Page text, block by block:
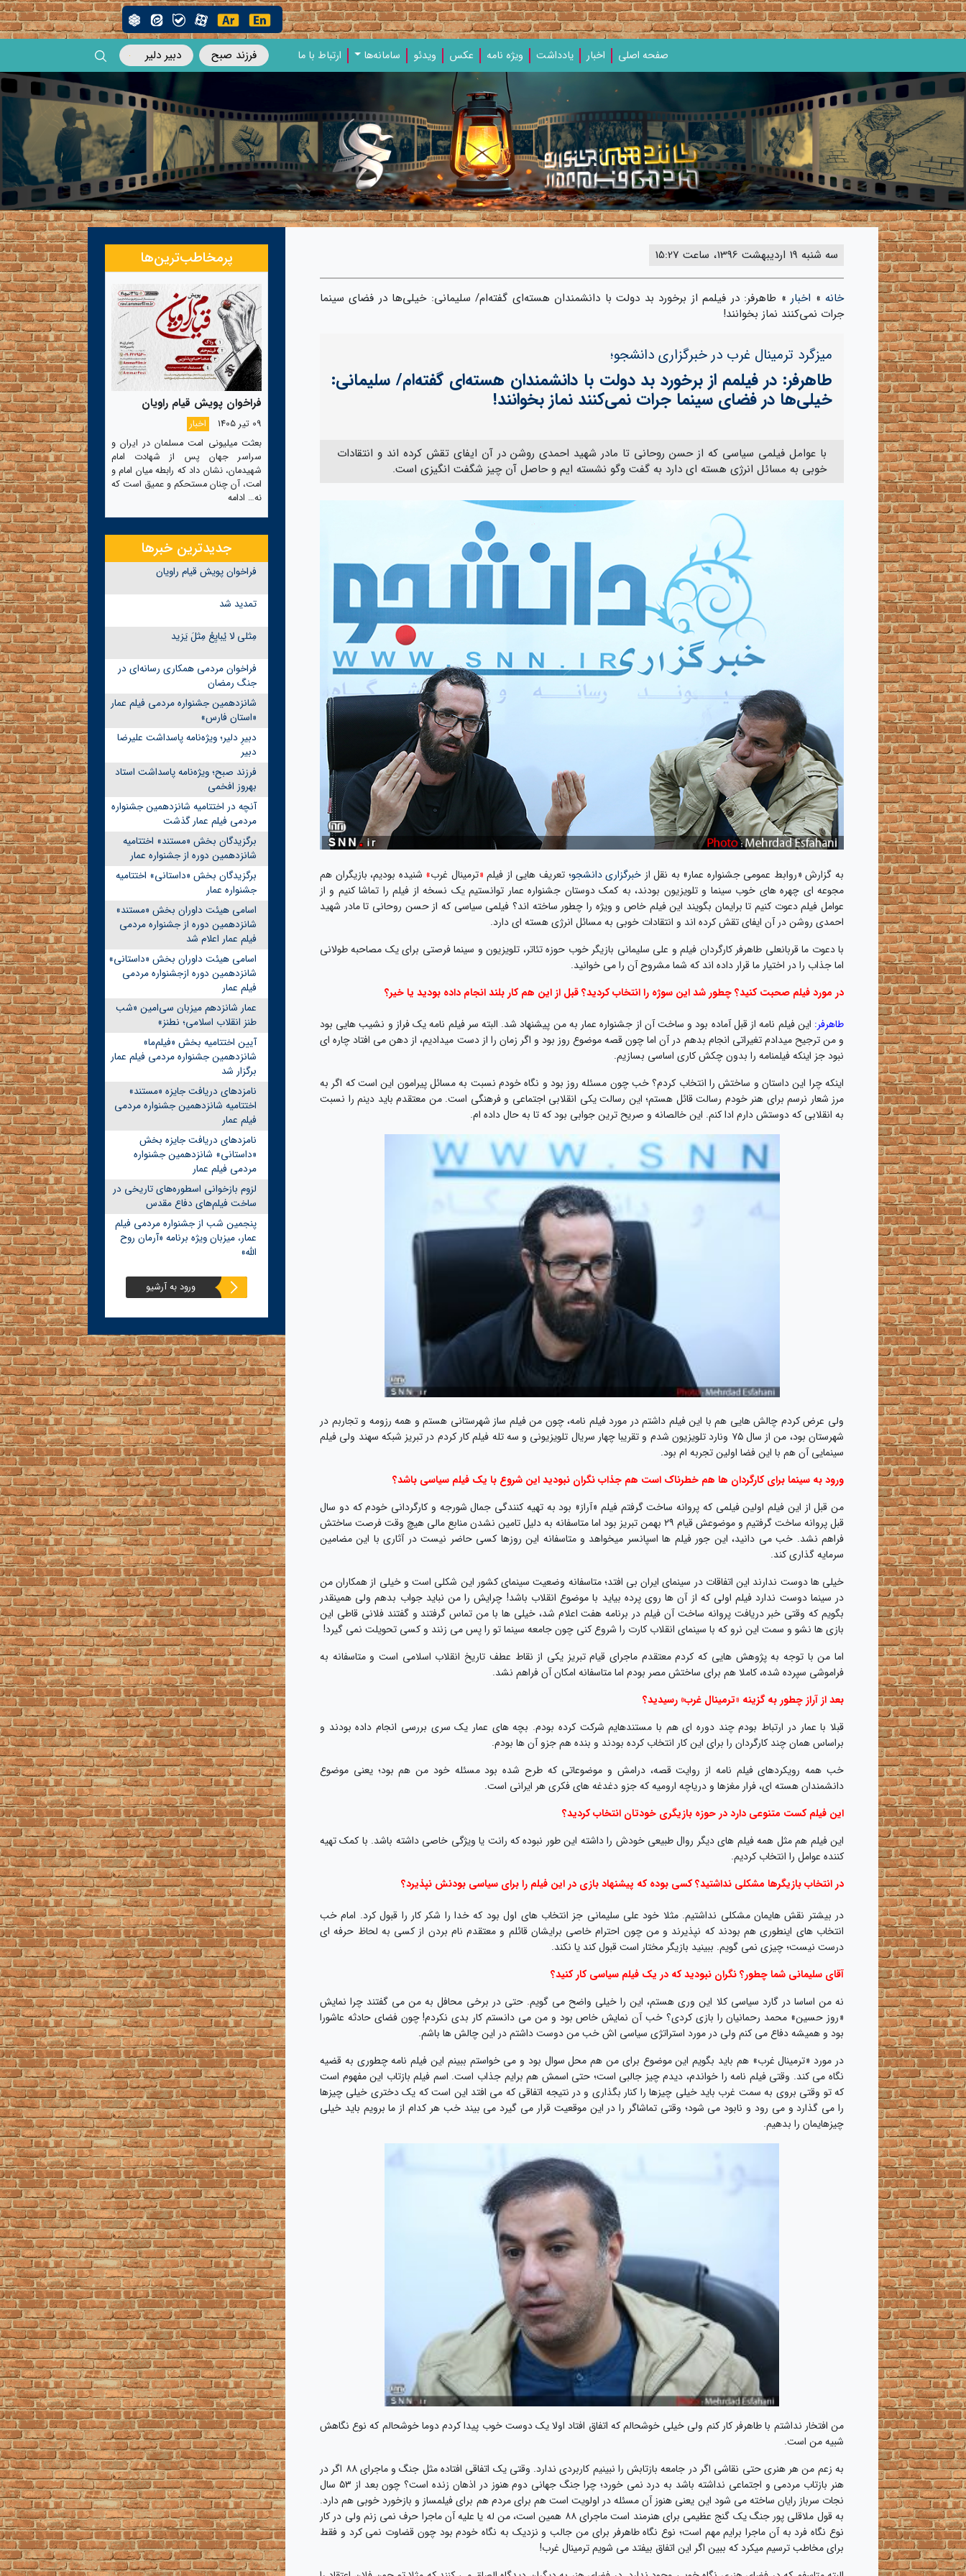
فرزند صبح دبیر دلیر صفحه اصلی اخبار یادداشت‌ ویژه‌ نامه‌ عکس ویدئو سامانه‌ها ارتباط با ما
سه شنبه 19 اردیبهشت 1396، ساعت 15:27
خانه» اخبار» طاهرفر: در فیلمم از برخورد بد دولت با دانشمندان هسته‌ای گفته‌ام/ سلیمانی: خیلی‌ها در فضای سینما
جرات نمی‌کنند نماز بخوانند!
میزگرد ترمینال غرب در خبرگزاری دانشجو؛
طاهرفر: در فیلمم از برخورد بد دولت با دانشمندان هسته‌ای گفته‌ام/ سلیمانی:
خیلی‌ها در فضای سینما جرات نمی‌کنند نماز بخوانند!
با عوامل فیلمی سیاسی که از حسن روحانی تا مادر شهید احمدی روشن در آن ایفای تقش کرده اند و انتقادات
خوبی به مسائل انرژی هسته ای دارد به گفت وگو نشسته ایم و حاصل آن چیز شگفت انگیزی است.
به گزارش «روابط عمومی جشنواره عمار» به نقل از خبرگزاری دانشجو؛ تعریف هایی از فیلم «ترمینال غرب» شنیده بودیم، بازیگران هم
مجوعه ای چهره های خوب سینما و تلویزیون بودند، به کمک دوستان جشنواره عمار توانستیم یک نسخه از فیلم را تماشا کنیم و از
عوامل فیلم دعوت کنیم تا برایمان بگویند این فیلم خاص و ویژه را چطور ساخته اند؟ فیلمی سیاسی که از حسن روحانی تا مادر شهید
احمدی روشن در آن ایفای تقش کرده اند و انتقادات خوبی به مسائل انرژی هسته ای دارد.
با دعوت ما قربانعلی طاهرفر کارگردان فیلم و علی سلیمانی بازیگر خوب حوزه تئاتر، تلویزیون و سینما فرصتی برای یک مصاحبه طولانی
اما جذاب را در اختیار ما قرار داده اند که شما مشروح آن را می خوانید.
در مورد فیلم صحبت کنید؟ چطور شد این سوژه را انتخاب کردید؟ قبل از این هم کار بلند انجام داده بودید یا خیر؟
طاهرفر: این فیلم نامه از قبل آماده بود و ساخت آن از جشنواره عمار به من پیشنهاد شد. البته سر فیلم نامه یک فراز و نشیب هایی بود
و من ترجیح میدادم تغیراتی انجام بدهم در آن اما چون قصه موضوع روز بود و اگر زمان را از دست میدادیم، از دهن می افتاد چاره ای
نبود جز اینکه فیلمنامه را بدون چکش کاری اساسی بسازیم.
اینکه چرا این داستان و ساختش را انتخاب کردم؟ خب چون مسئله روز بود و نگاه خودم نسبت به مسائل پیرامون این است که اگر به
مرز شعار نرسم برای هنر خودم رسالت قائل هستم؛ این رسالت یکی انقلابی اجتماعی و فرهنگی است. من معتقدم باید دینم را نسبت
به انقلابی که دوستش دارم ادا کنم. این خالصانه و صریح ترین جوابی بود که تا به حال داده ام.
ولی عرض کردم چالش هایی هم با این فیلم داشتم در مورد فیلم نامه، چون من فیلم ساز شهرستانی هستم و همه رزومه و تجاربم در
شهرستان بود، من از سال ۷۵ ونارد تلویزیون شدم و تقریبا چهار سریال تلویزیونی و سه تله فیلم کار کردم در تبریز شبکه سهند ولی فیلم
سینمایی آن هم با این فضا اولین تجربه ام بود.
ورود به سینما برای کارگردان ها هم خطرناک است هم جذاب نگران نبودید این شروع با یک فیلم سیاسی باشد؟
من قبل از این فیلم اولین فیلمی که پروانه ساخت گرفتم فیلم «آراز» بود به تهیه کنندگی جمال شورجه و کارگردانی خودم که دو سال
قبل پروانه ساخت گرفتیم و موضوعش قیام ۲۹ بهمن تبریز بود اما متاسفانه به دلیل تامین نشدن منابع مالی هیچ وقت فرصت ساختش
فراهم نشد. خب می دانید، این جور فیلم ها اسپانسر میخواهد و متاسفانه این روزها کسی حاضر نیست در آثاری با این مضامین
سرمایه گذاری کند.
خیلی ها دوست ندارند این اتفاقات در سینمای ایران بی افتد؛ متاسفانه وضعیت سینمای کشور این شکلی است و خیلی از همکاران من
در سینما دوست ندارد فیلم اولی که از آن ها روی پرده بیاید با موضوع انقلاب باشد! چرایش را من نباید جواب بدهم ولی همینقدر
بگویم که وقتی خبر دریافت پروانه ساخت آن فیلم در برنامه هفت اعلام شد، خیلی ها با من تماس گرفتند و گفتند فلانی قاطی این
بازی ها نشو و سمت این نرو که با سینمای انقلاب کارت را شروع کنی چون جامعه سینما تو را پس می زنند و کسی تحویلت نمی گیرد!
اما من با توجه به پژوهش هایی که کردم معتقدم ماجرای قیام تبریز یکی از نقاط عطف تاریخ انقلاب اسلامی است و متاسفانه به
فراموشی سپرده شده، کاملا هم برای ساختش مصر بودم اما متاسفانه امکان آن فراهم نشد.
بعد از آراز چطور به گزینه «ترمینال غرب» رسیدید؟
قبلا با عمار در ارتباط بودم چند دوره ای هم با مستندهایم شرکت کرده بودم. بچه های عمار یک سری بررسی انجام داده بودند و
براساس همان چند کارگردان را برای این کار انتخاب کرده بودند و بنده هم جزو آن ها بودم.
خب همه رویکردهای فیلم نامه از روایت قصه، درامش و موضوعاتی که طرح شده بود مسئله خود من هم بود؛ یعنی موضوع
دانشمندان هسته ای، فرار مغزها و دریاچه ارومیه که جزو دغدغه های فکری هر ایرانی است.
این فیلم کست متنوعی دارد در حوزه بازیگری خودتان انتخاب کردید؟
این فیلم هم مثل همه فیلم های دیگر روال طبیعی خودش را داشته این طور نبوده که رانت یا ویژگی خاصی داشته باشد. با کمک تهیه
کننده عوامل را انتخاب کردیم.
در انتخاب بازیگرها مشکلی نداشتید؟ کسی بوده که پیشنهاد بازی در این فیلم را برای سیاسی بودنش نپذیرد؟
در بیشتر نقش هایمان مشکلی نداشتیم. مثلا خود علی سلیمانی جز انتخاب های اول بود که خدا را شکر کار را قبول کرد. امام خب
انتخاب های اینطوری هم بودند که نپذیرند و من چون احترام خاصی برایشان قائلم و معتقدم نام بردن از کسی به لحاظ حرفه ای
درست نیست؛ چیزی نمی گویم. ببینید بازیگر مختار است قبول کند یا نکند.
آقای سلیمانی شما چطور؟ نگران نبودید که در یک فیلم سیاسی کار کنید؟
نه من اساسا در گارد سیاسی کلا این وری هستم، این را خیلی واضح می گویم. حتی در برخی محافل به من می گفتند چرا نمایش
«روز حسین» محمد رحمانیان را بازی کردی؟ خب آن نمایش خاص بود و من می دانستم کار بدی نکردم! چون فضای حادثه عاشورا
بود و همیشه دفاع می کنم ولی در مورد استراتژی سیاسی اش خب من دوست داشتم در این چالش ها باشم.
در مورد «ترمینال غرب» هم باید بگویم این موضوع برای من هم محل سوال بود و می خواستم ببینم این فیلم نامه چطوری به قضیه
نگاه می کند. وقتی فیلم نامه را خواندم، دیدم چیز جالبی است؛ حتی اسمش هم برایم جذاب است. اسم فیلم بازتاب این مفهوم است
که تو وقتی بروی به سمت غرب باید خیلی چیزها را کنار بگذاری و در نتیجه اتفاقی که می افتد این است که یک دختری خیلی چیزها
را می گذارد و می رود و نابود می شود؛ وقتی تماشاگر را در این موقعیت قرار می گیرد می بیند خب هر کدام از ما برویم باید خیلی
چیزهایمان را بدهیم.
من افتخار نداشتم با طاهرفر کار کنم ولی خیلی خوشحالم که اتفاق افتاد اولا یک دوست خوب پیدا کردم دوما خوشحالم که نوع نگاهش
شبیه من است.
به زعم من هر هنری حتی نقاشی اگر در جامعه بازتابش را نبینیم کاربردی ندارد. وقتی یک اتفاقی افتاده مثل جنگ و ماجرای ۸۸ اگر در
هنر بازتاب مردمی و اجتماعی نداشته باشد به درد نمی خورد؛ چرا جنگ جهانی دوم هنوز در اذهان زنده است؟ چون بعد از ۵۳ سال
نجات سرباز رایان ساخته می شود این یعنی هنوز آن مسئله در اولویت است هم برای مردم هم برای فیلمساز و بازخورد خوبی هم دارد.
به قول ملاقلی پور جنگ یک گنج عظیمی برای هنرمند است ماجرای ۸۸ همین است، من له یا علیه آن ماجرا حرف نمی زنم ولی در کار
نوع نگاه فرد به آن ماجرا برایم مهم است؛ نوع نگاه طاهرفر برای من جالب و نزدیک به نگاه خودم بود چون قضاوت نمی کرد و فقط
برای مخاطب ترسیم میکرد که ببین اگر این اتفاق بیفتد می شویم ترمینال غرب!
پرمخاطب‌ترین‌ها
فراخوان پویش قیام راویان
09 تیر 1405
اخبار
بعثت میلیونی امت مسلمان در ایران و
سراسر جهان پس از شهادت امام
شهیدمان، نشان داد که رابطه میان امام و
امت، آن چنان مستحکم و عمیق است که
نه… ادامه
جدیدترین خبرها
فراخوان پویش قیام راویان
تمدید شد
مِثلی لا یُبایِعُ مِثلَ یَزید
فراخوان مردمی همکاری رسانه‌ای در
جنگ رمضان
شانزدهمین جشنواره مردمی فیلم عمار
«استان فارس»
دبیرِ دلیر؛ ویژه‌نامه پاسداشت علیرضا
دبیر
فرزند صبح؛ ویژه‌نامه پاسداشت استاد
بهروز افخمی
آنچه در اختتامیه شانزدهمین جشنواره
مردمی فیلم عمار گذشت
برگزیدگان بخش «مستند» اختتامیه
شانزدهمین دوره از جشنواره عمار
برگزیدگان بخش «داستانی» اختتامیه
جشنواره عمار
اسامی هیئت داوران بخش «مستند»
شانزدهمین دوره از جشنواره مردمی
فیلم عمار اعلام شد
اسامی هیئت داوران بخش «داستانی»
شانزدهمین دوره ازجشنواره مردمی
فیلم عمار
عمار شانزدهم میزبان سی‌امین «شب
طنز انقلاب اسلامی؛ نطنز»
آیین اختتامیه بخش «فیلم‌ما»
شانزدهمین جشنواره مردمی فیلم عمار
برگزار شد
نامزدهای دریافت جایزه «مستند»
اختتامیه شانزدهمین جشنواره مردمی
فیلم عمار
نامزدهای دریافت جایزه بخش
«داستانی» شانزدهمین جشنواره
مردمی فیلم عمار
لزوم بازخوانی اسطوره‌های تاریخی در
ساخت فیلم‌های دفاع مقدس
پنجمین شب از جشنواره مردمی فیلم
عمار، میزبان ویژه برنامه «آرمان روح
الله»
ورود به آرشیو